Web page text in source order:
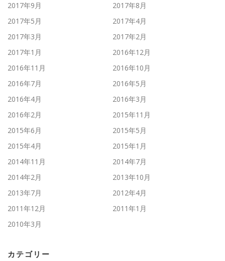
2017年9月
2017年8月
2017年5月
2017年4月
2017年3月
2017年2月
2017年1月
2016年12月
2016年11月
2016年10月
2016年7月
2016年5月
2016年4月
2016年3月
2016年2月
2015年11月
2015年6月
2015年5月
2015年4月
2015年1月
2014年11月
2014年7月
2014年2月
2013年10月
2013年7月
2012年4月
2011年12月
2011年1月
2010年3月
カテゴリー